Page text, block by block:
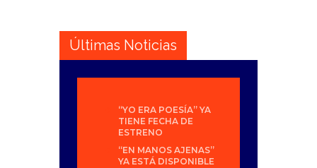
Últimas Noticias
“YO ERA POESÍA” YA
TIENE FECHA DE
ESTRENO
“EN MANOS AJENAS”
YA ESTÁ DISPONIBLE